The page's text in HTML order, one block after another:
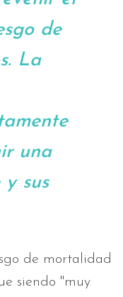
de
La
una
sus
de mortalidad
siendo "muy